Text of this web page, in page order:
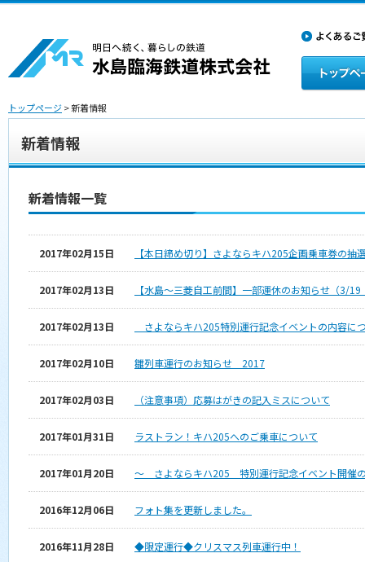
トップページ> 新着情報
新着情報
新着情報一覧
2017年02月15日 【本日締め切り】さよならキハ205企画乗車券の抽
2017年02月13日 【水島～三菱自工前間】一部運休のお知らせ（3/19
2017年02月13日 さよならキハ205特別運行記念イベントの内容に
2017年02月10日 雛列車運行のお知らせ 2017
2017年02月03日 （注意事項）応募はがきの記入ミスについて
2017年01月31日 ラストラン！キハ205へのご乗車について
2017年01月20日 ～ さよならキハ205 特別運行記念イベント開催
2016年12月06日 フォト集を更新しました。
2016年11月28日 ◆限定運行◆クリスマス列車運行中！